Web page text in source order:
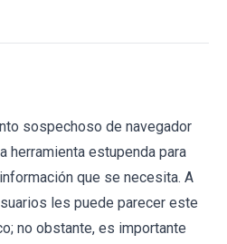
sospechoso de navegador
herramienta estupenda para
que se necesita. A
les puede parecer este
no obstante, es importante